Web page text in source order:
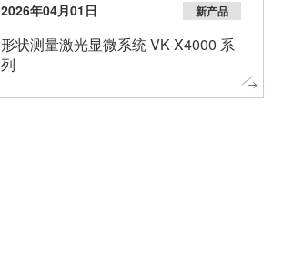
2026年04月01日 新产品
形状测量激光显微系统 VK-X4000 系
列